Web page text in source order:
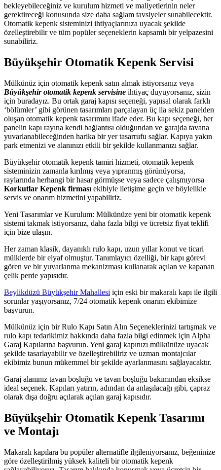
bekleyebileceğiniz ve kurulum hizmeti ve maliyetlerinin neler
gerektireceği konusunda size daha sağlam tavsiyeler sunabilecektir.
Otomatik kepenk sisteminizi ihtiyaçlarınıza uyacak şekilde
özelleştirebilir ve tüm popüler seçeneklerin kapsamlı bir yelpazesini
sunabiliriz.
Büyükşehir Otomatik Kepenk Servisi
Mülkünüz için otomatik kepenk satın almak istiyorsanız veya
Büyükşehir otomatik kepenk servisine ihtiyaç duyuyorsanız, sizin
için buradayız. Bu ortak garaj kapısı seçeneği, yapısal olarak farklı
‘bölümler’ gibi görünen tasarımları parçalayan üç ila sekiz panelden
oluşan otomatik kepenk tasarımını ifade eder. Bu kapı seçeneği, her
panelin kapı rayına kendi bağlantısı olduğundan ve garajda tavana
yuvarlanabileceğinden harika bir yer tasarrufu sağlar. Kapıya yakın
park etmenizi ve alanınızı etkili bir şekilde kullanmanızı sağlar.
Büyükşehir otomatik kepenk tamiri hizmeti, otomatik kepenk
sisteminizin zamanla kırılmış veya yıpranmış görünüyorsa,
raylarında herhangi bir hasar görmüşse veya sadece çalışmıyorsa
Korkutlar Kepenk firması ekibiyle iletişime geçin ve böylelikle
servis ve onarım hizmetini yapabiliriz.
Yeni Tasarımlar ve Kurulum: Mülkünüze yeni bir otomatik kepenk
sistemi takmak istiyorsanız, daha fazla bilgi ve ücretsiz fiyat teklifi
için bize ulaşın.
Her zaman klasik, dayanıklı rulo kapı, uzun yıllar konut ve ticari
mülklerde bir elyaf olmuştur. Tanımlayıcı özelliği, bir kapı görevi
gören ve bir yuvarlanma mekanizması kullanarak açılan ve kapanan
çelik perde yapısıdır.
Beylikdüzü Büyükşehir Mahallesi için eski bir makaralı kapı ile ilgili
sorunlar yaşıyorsanız, 7/24 otomatik kepenk onarım ekibimize
başvurun.
Mülkünüz için bir Rulo Kapı Satın Alın Seçeneklerinizi tartışmak ve
rulo kapı tedarikimiz hakkında daha fazla bilgi edinmek için Alpha
Garaj Kapılarına başvurun. Yeni garaj kapınızı mülkünüze uyacak
şekilde tasarlayabilir ve özelleştirebiliriz ve uzman montajcılar
ekibimiz bunun mükemmel bir şekilde ayarlanmasını sağlayacaktır.
Garaj alanınız tavan boşluğu ve tavan boşluğu bakımından eksikse
ideal seçenek. Kapıları yatırın, adından da anlaşılacağı gibi, çapraz
olarak dışa doğru açılarak açılan garaj kapısıdır.
Büyükşehir Otomatik Kepenk Tasarımı
ve Montajı
Makaralı kapılara bu popüler alternatifle ilgileniyorsanız, beğeninize
göre özelleştirilmiş yüksek kaliteli bir otomatik kepenk